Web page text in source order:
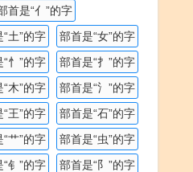
首是“亻”的字
土”的字
部首是“女”的字
忄”的字
部首是“扌”的字
木”的字
部首是“氵”的字
王”的字
部首是“石”的字
艹”的字
部首是“虫”的字
钅”的字 部首是“阝”的字